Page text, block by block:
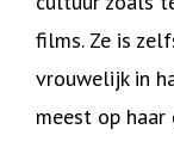
films. Ze is
vrouwelijk in
meest op haar